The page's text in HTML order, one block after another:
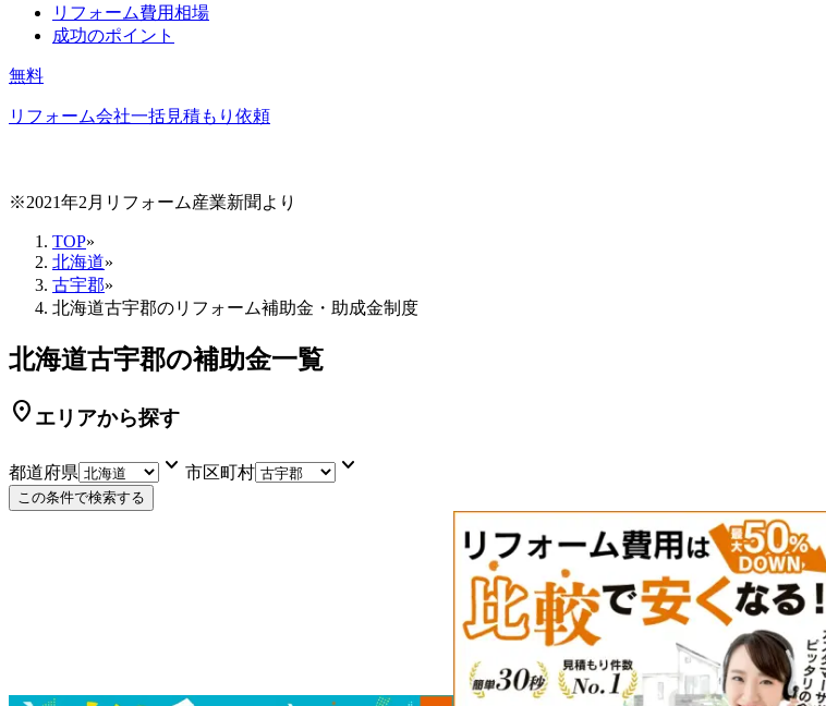
リフォーム費用相場
成功のポイント
無料
リフォーム会社一括見積もり依頼
※2021年2月リフォーム産業新聞より
TOP»
北海道»
古宇郡»
北海道古宇郡のリフォーム補助金・助成金制度
北海道古宇郡の補助金一覧
location_on エリアから探す
都道府県 keyboard_arrow_down 市区町村 keyboard_arrow_down
この条件で検索する